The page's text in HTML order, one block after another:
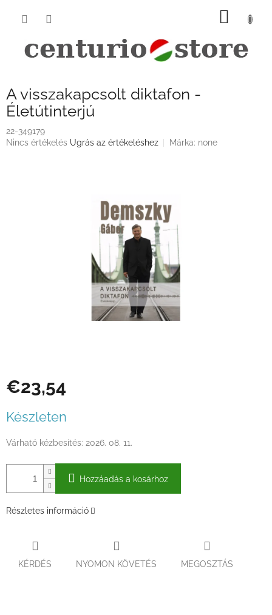
KOSÁR
A visszakapcsolt diktafon -
Életútinterjú
22-349179
A
Nincs értékelés Ugrás az értékeléshez Márka: none
€23,54
Készleten
Várható kézbesítés: 2026. 08. 11.
Hozzáadás a kosárhoz
Részletes információ
KÉRDÉS NYOMON KÖVETÉS MEGOSZTÁS